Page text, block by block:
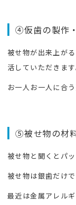
④仮歯の製作
被せ物が出来上が
活していただきます
お一人お一人に合
⑤被せ物の材
被せ物と聞くとパ
被せ物は銀歯だけ
最近は金属アレル